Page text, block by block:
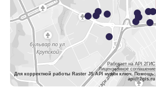
Работает на API 2ГИС
Лицензионное соглашение
Для корректной работы Raster JS API нужен ключ. Помощь:
api@2gis.ru